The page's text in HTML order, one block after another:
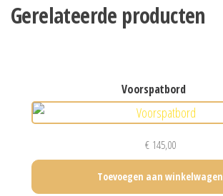
Gerelateerde producten
voorspatbord
€145,00
Toevoegen aan winkelwagen